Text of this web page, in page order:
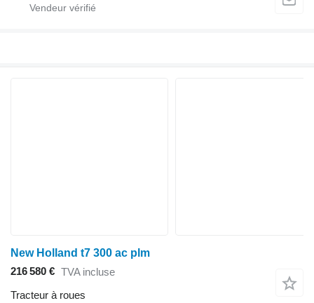
New Holland t7 300 ac plm
216 580 € TVA incluse
Tracteur à roues